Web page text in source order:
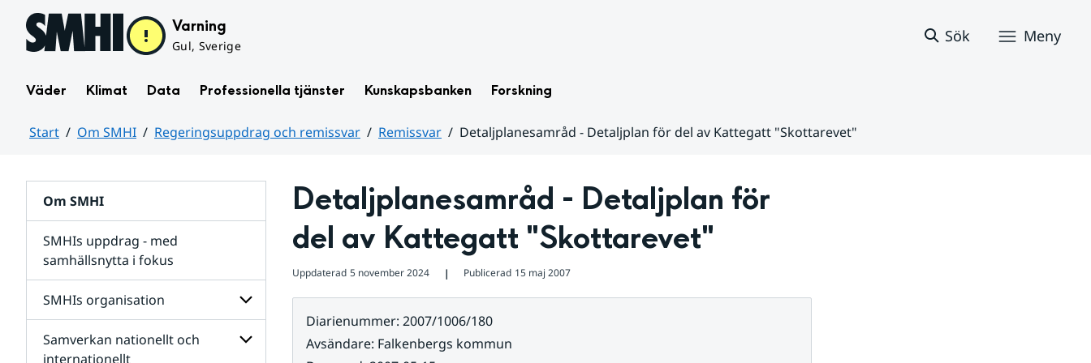
Hoppa till sidans innehåll Varning
Gul, Sverige
Sök Meny
Väder Klimat Data Professionella tjänster Kunskapsbanken Forskning
Start Om SMHI Regeringsuppdrag och remissvar Remissvar
Detaljplanesamråd - Detaljplan för del av Kattegatt "Skottarevet"
Om SMHI
SMHIs uppdrag - med
samhällsnytta i fokus
SMHIs organisation
Undersidor
Samverkan nationellt och
internationellt
för
Regeringsuppdrag
remissvar
Detaljplanesamråd - Detaljplan för
del av Kattegatt "Skottarevet"
Uppdaterad 5 november 2024 ❘ Publicerad 15 maj 2007
Diarienummer: 2007/1006/180
Avsändare: Falkenbergs kommun